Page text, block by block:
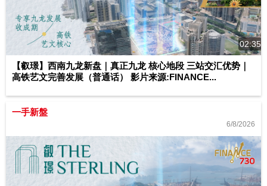
02:35
【叡璟】西南九龙新盘｜真正九龙 核心地段 三站交汇优势｜
高铁艺文完善发展（普通话） 影片来源:FINANCE...
一手新盤
6/8/2026